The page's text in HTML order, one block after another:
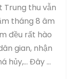
Trung thu vẫn
tháng 8 âm
đều rất hào
gian, nhận
hủy,... Đây ...